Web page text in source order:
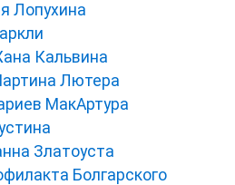
Лопухина
Кальвина
Лютера
МакАртура
Златоуста
Болгарского